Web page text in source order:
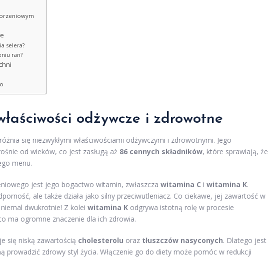
selera?
ran?
odżywcze i zdrowotne
się niezwykłymi właściwościami odżywczymi i zdrowotnymi. Jego
od wieków, co jest zasługą aż 86 cennych składników, które sprawiają, że
menu.
jest jego bogactwo witamin, zwłaszcza witamina C i witamina K.
ale także działa jako silny przeciwutleniacz. Co ciekawe, jej zawartość w
dwukrotnie! Z kolei witamina K odgrywa istotną rolę w procesie
ma ogromne znaczenie dla ich zdrowia.
się niską zawartością cholesterolu oraz tłuszczów nasyconych. Dlatego jest
prowadzić zdrowy styl życia. Włączenie go do diety może pomóc w redukcji